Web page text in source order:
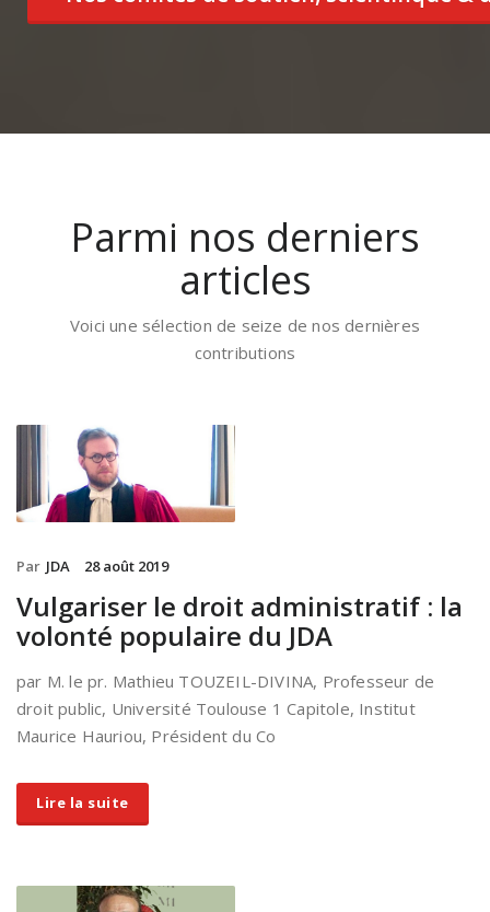
Parmi nos derniers
articles
Voici une sélection de seize de nos dernières
contributions
Par JDA 28 août 2019
Vulgariser le droit administratif : la
volonté populaire du JDA
par M. le pr. Mathieu TOUZEIL-DIVINA, Professeur de
droit public, Université Toulouse 1 Capitole, Institut
Maurice Hauriou, Président du Co
Lire la suite